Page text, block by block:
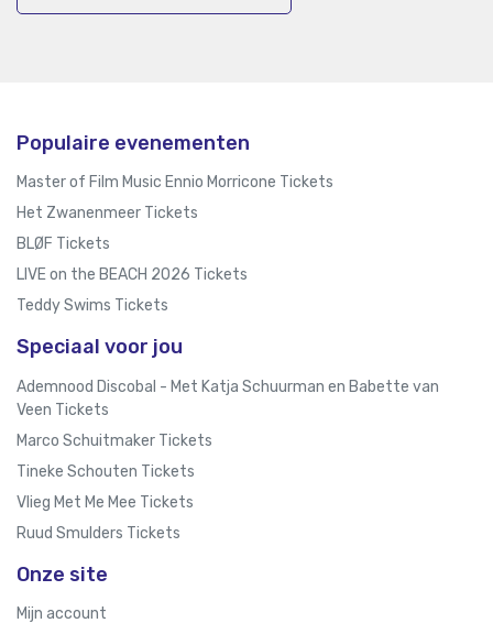
Populaire evenementen
Master of Film Music Ennio Morricone Tickets
Het Zwanenmeer Tickets
BLØF Tickets
LIVE on the BEACH 2026 Tickets
Teddy Swims Tickets
Speciaal voor jou
Ademnood Discobal - Met Katja Schuurman en Babette van
Veen Tickets
Marco Schuitmaker Tickets
Tineke Schouten Tickets
Vlieg Met Me Mee Tickets
Ruud Smulders Tickets
Onze site
Mijn account